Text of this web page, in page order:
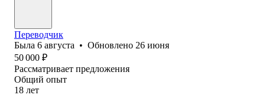
Переводчик
Была 6 августа • Обновлено 26 июня
50 000 ₽
Рассматривает предложения
Общий опыт
18 лет